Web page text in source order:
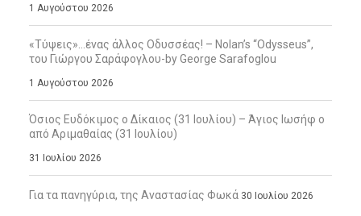
1 Αυγούστου 2026
«Τύψεις»…ένας άλλος Οδυσσέας! – Nolan’s “Odysseus”,
του Γιώργου Σαράφογλου-by George Sarafoglou
1 Αυγούστου 2026
Όσιος Ευδόκιμος ο Δίκαιος (31 Ιουλίου) – Άγιος Ιωσήφ ο
από Αριμαθαίας (31 Ιουλίου)
31 Ιουλίου 2026
Για τα πανηγύρια, της Αναστασίας Φωκά 30 Ιουλίου 2026